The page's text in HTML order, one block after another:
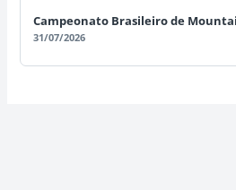
Campeonato Brasileiro de
31/07/2026